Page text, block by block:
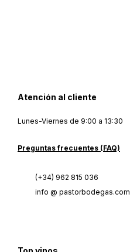
Atención al cliente
Lunes-Viernes de 9:00 a 13:30
Preguntas frecuentes (FAQ)
(+34) 962 815 036
info @ pastorbodegas.com